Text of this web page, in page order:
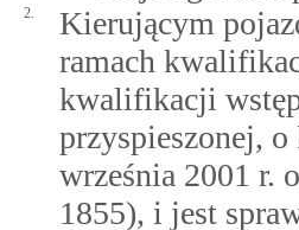
2.
Kierującym
ramach
kwalifikacji
przyspieszonej,
września 2001 r.
1855), i jest